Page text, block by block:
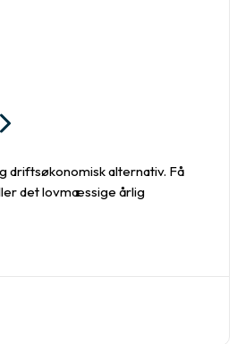
alternativ. Få
det lovmæssige årlig